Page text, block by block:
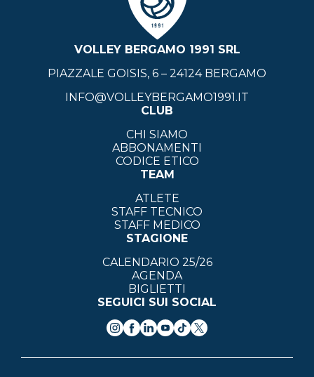
VOLLEY BERGAMO 1991 SRL
PIAZZALE GOISIS, 6 – 24124 BERGAMO
INFO@VOLLEYBERGAMO1991.IT
CLUB
CHI SIAMO
ABBONAMENTI
CODICE ETICO
TEAM
ATLETE
STAFF TECNICO
STAFF MEDICO
STAGIONE
CALENDARIO 25/26
AGENDA
BIGLIETTI
SEGUICI SUI SOCIAL